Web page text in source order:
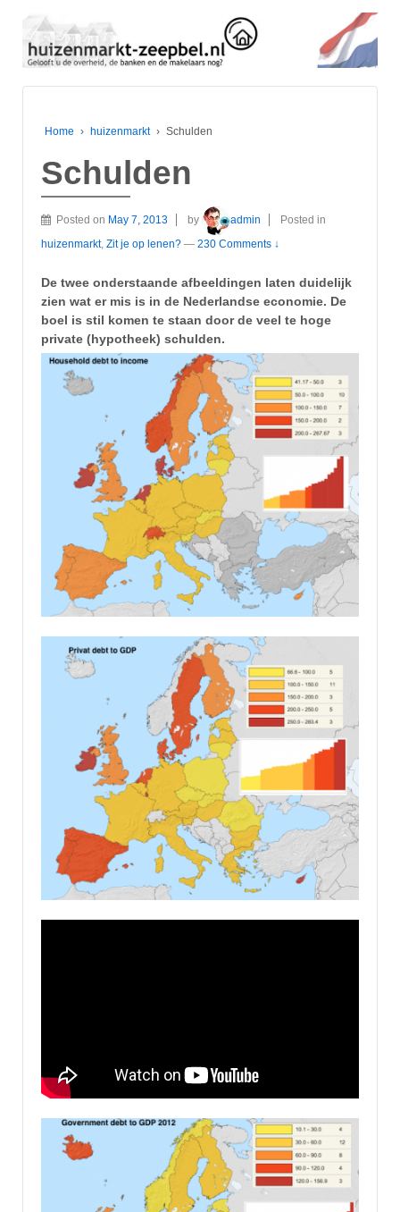
Home › huizenmarkt › Schulden
Schulden
Posted on May 7, 2013 by admin
Posted in
huizenmarkt, Zit je op lenen? — 230 Comments ↓
De twee onderstaande afbeeldingen laten duidelijk
zien wat er mis is in de Nederlandse economie. De
boel is stil komen te staan door de veel te hoge
private (hypotheek) schulden.